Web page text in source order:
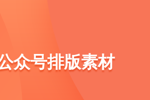
众号排版素材